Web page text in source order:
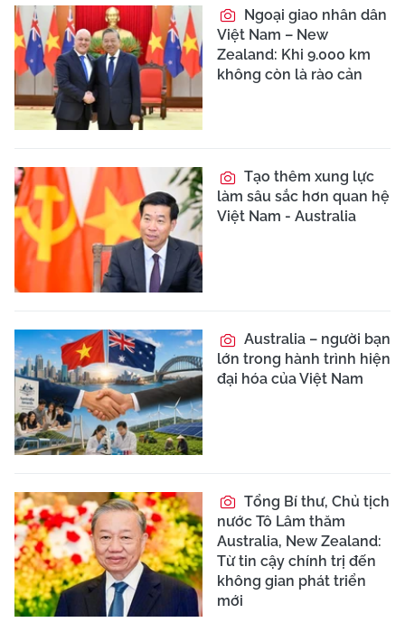
Ngoại giao nhân dân
Việt Nam – New
Zealand: Khi 9.000 km
không còn là rào cản
Tạo thêm xung lực
làm sâu sắc hơn quan hệ
Việt Nam - Australia
Australia – người bạn
lớn trong hành trình hiện
đại hóa của Việt Nam
Tổng Bí thư, Chủ tịch
nước Tô Lâm thăm
Australia, New Zealand:
Từ tin cậy chính trị đến
không gian phát triển
mới